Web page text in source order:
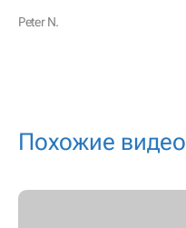
Peter N.
Похожие видео